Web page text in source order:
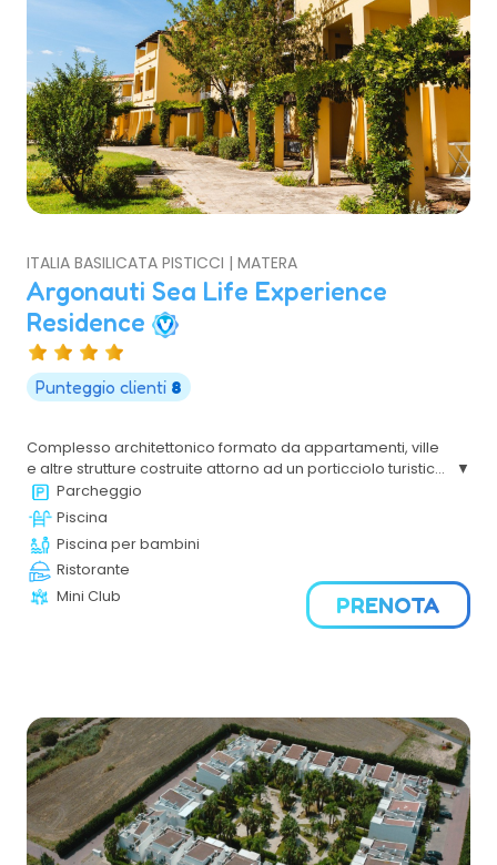
ITALIA BASILICATA PISTICCI | MATERA
Argonauti Sea Life Experience
Residence
Punteggio clienti 8
Complesso architettonico formato da appartamenti, ville
e altre strutture costruite attorno ad un porticciolo turistico.
Circondato da una magnifica pineta attraversata da
sentieri ombreggiati che conducono al mare.
Parcheggio
Piscina
Piscina per bambini
Ristorante
Mini Club
PRENOTA